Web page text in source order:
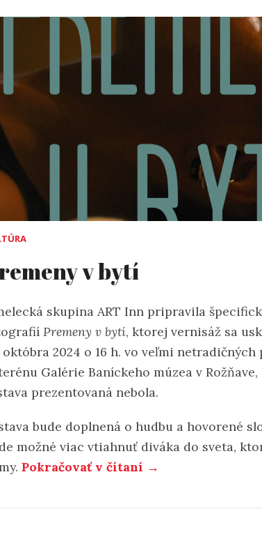
v bytí
skupina ART Inn pripravila
Premeny v bytí, ktorej vernisáž sa
októbra 2024 o 16 h. vo veľmi
Galérie Baníckeho múzea v
prezentovaná nebola.
bude doplnená o hudbu a hovorené
možné viac vtiahnuť diváka do sveta,
Pokračovať v čítaní →